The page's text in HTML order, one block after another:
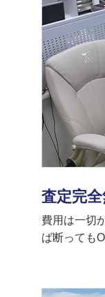
査定完
費用は一切
ば断っても